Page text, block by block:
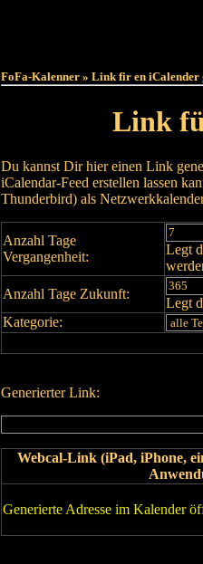
FoFa-Kalenner » Link fir en iCalender
Link
Du kannst Dir hier einen Link
iCalendar-Feed erstellen lassen
Thunderbird) als
Anzahl Tage
Vergangenheit:
Legt
Anzahl Tage Zukunft:
Legt
Kategorie:
Generierter Link:
Webcal-Link (iPad, iPhone,
Generierte Adresse im Kalender